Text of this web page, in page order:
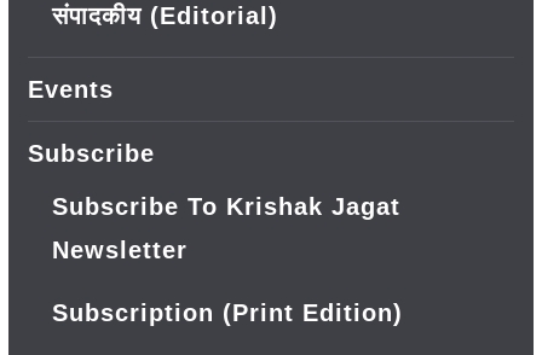
संपादकीय (Editorial)
Events
Subscribe
Subscribe To Krishak Jagat
Newsletter
Subscription (Print Edition)